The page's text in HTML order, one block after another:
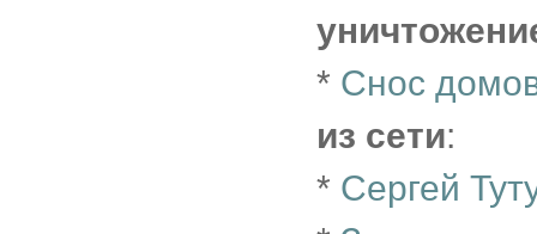
* Снос
из сети:
* Сергей